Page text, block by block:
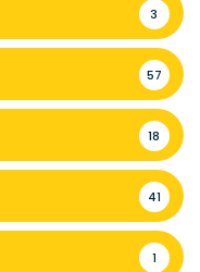
3
57
18
41
1